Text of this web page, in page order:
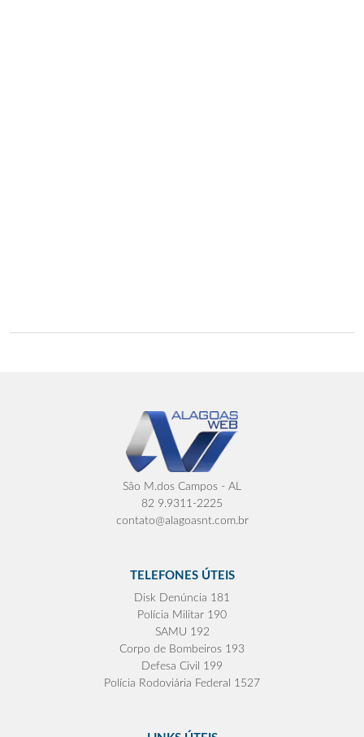
São M.dos Campos - AL
82 9.9311-2225
contato@alagoasnt.com.br
TELEFONES ÚTEIS
Disk Denúncia 181
Polícia Militar 190
SAMU 192
Corpo de Bombeiros 193
Defesa Civil 199
Polícia Rodoviária Federal 1527